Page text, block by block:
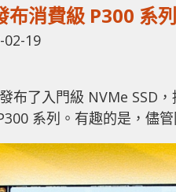
消費級 P300 系
02-19
布了入門級 NVMe SSD
系列。有趣的是，儘